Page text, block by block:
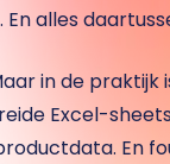
alles
in de praktijk
Excel-
En